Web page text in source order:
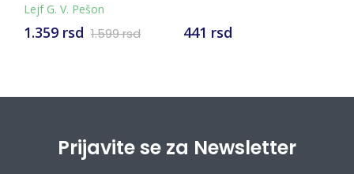
Lejf G. V. Pešon
1.359 rsd 1.599 rsd 441 rsd
Prijavite se za Newsletter